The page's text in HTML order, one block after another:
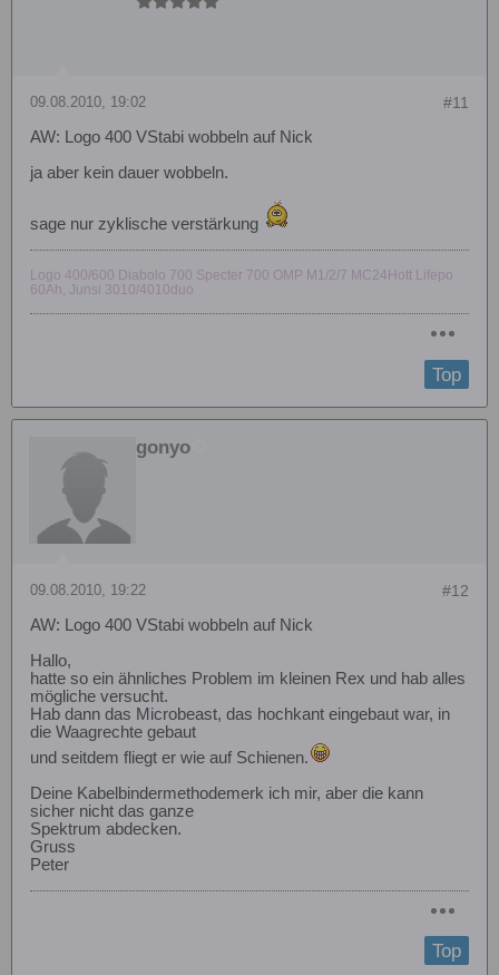
#11
09.08.2010, 19:02
AW: Logo 400 VStabi wobbeln auf Nick
ja aber kein dauer wobbeln.
sage nur zyklische verstärkung
Logo 400/600 Diabolo 700 Specter 700 OMP M1/2/7 MC24Hott Lifepo
60Ah, Junsi 3010/4010duo
Top
gonyo
#12
09.08.2010, 19:22
AW: Logo 400 VStabi wobbeln auf Nick
Hallo,
hatte so ein ähnliches Problem im kleinen Rex und hab alles
mögliche versucht.
Hab dann das Microbeast, das hochkant eingebaut war, in
die Waagrechte gebaut
und seitdem fliegt er wie auf Schienen.
Deine Kabelbindermethodemerk ich mir, aber die kann
sicher nicht das ganze
Spektrum abdecken.
Gruss
Peter
Top